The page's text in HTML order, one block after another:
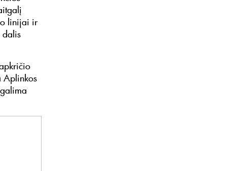
linijai ir
dalis
Aplinkos